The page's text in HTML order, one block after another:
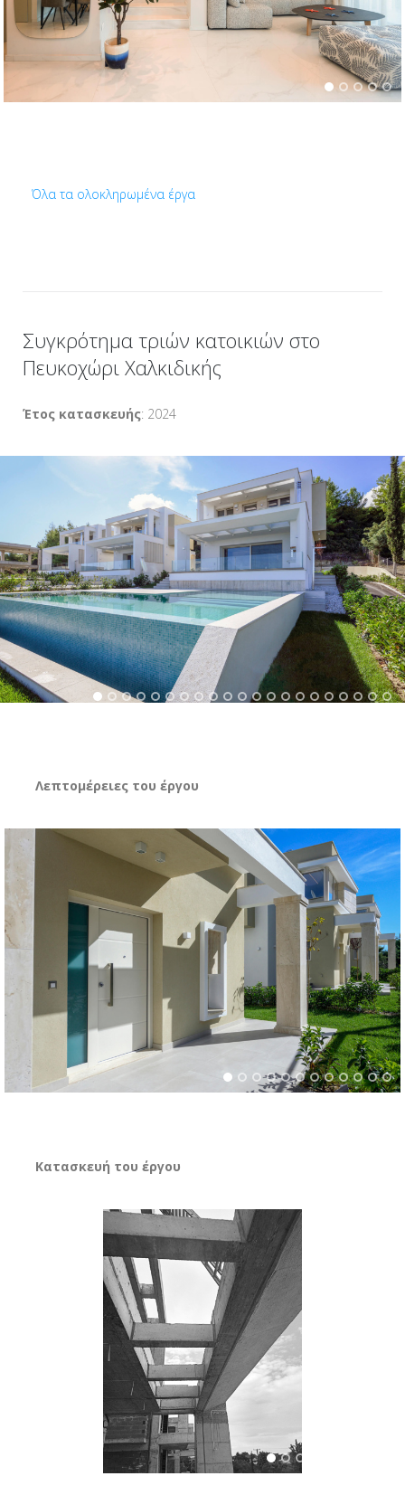
Όλα τα ολοκληρωμένα έργα
Συγκρότημα τριών κατοικιών στο
Πευκοχώρι Χαλκιδικής
Έτος κατασκευής: 2024
Λεπτομέρειες του έργου
Κατασκευή του έργου